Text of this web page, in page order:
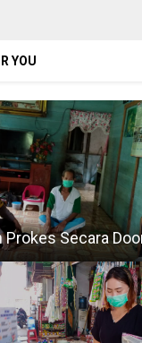
YOU
Prokes Secara